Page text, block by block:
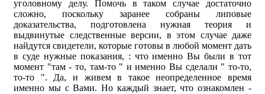
уголовному делу. Помочь в таком случае достаточно
сложно, поскольку заранее собраны липовые
доказательства, подготовлена нужная теория и
выдвинутые следственные версии, в этом случае даже
найдутся свидетели, которые готовы в любой момент дать
в суде нужные показания, : что именно Вы были в тот
момент "там - то, там-то " и именно Вы сделали " то-то,
то-то ". Да, и живем в такое неопределенное время
именно мы с Вами. Но каждый знает, что ознакомлен -